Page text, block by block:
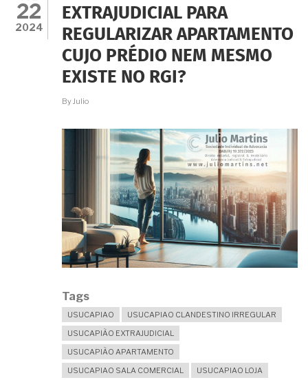
UM
APARTAMENTO
SEM
CONDOMÍNIO
INSTITUÍDO:
CABE
USUCAPIÃO
E
OBTER
O
RGI?
22
2024
EXTRAJUDICIAL PARA
REGULARIZAR APARTAMENTO
CUJO PRÉDIO NEM MESMO
EXISTE NO RGI?
ByJulio
Tags
USUCAPIAO
USUCAPIAO CLANDESTINO IRREGULAR
USUCAPIÃO EXTRAJUDICIAL
USUCAPIÃO APARTAMENTO
USUCAPIAO SALA COMERCIAL
USUCAPIAO LOJA